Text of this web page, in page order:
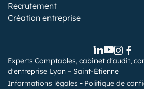
Recrutement
Création entreprise
Experts Comptables, cabinet d'audit,
d'entreprise Lyon – Saint-Étienne
Informations légales
Politique de